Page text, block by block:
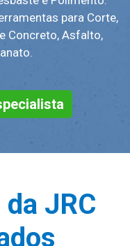
para Corte,
Concreto, Asfalto,
JRC